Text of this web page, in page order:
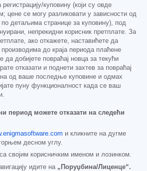
куповину (који су овде
цене се могу разликовати у зависности од
детаљима странице за куповину), под
непрекидни корисник претплате. За
ако откажете, наставићете да
до краја периода плаћене
да добијете повраћај новца за текући
отказати и поднети захтев за повраћај
од ваше последње куповине и одмах
пуну функционалност када се ваш
период можете отказати на следећи
и кликните на дугме
десном углу.
са својим корисничким именом и лозинком.
идите на „Поруџбина/Лиценце“.